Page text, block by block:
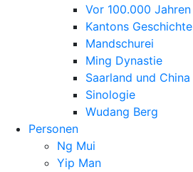
Vor 100.000 Jahren
Kantons Geschichte
Mandschurei
Ming Dynastie
Saarland und China
Sinologie
Wudang Berg
Personen
Ng Mui
Yip Man